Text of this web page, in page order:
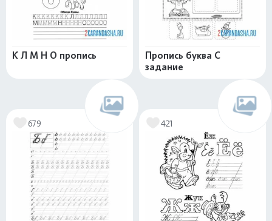
К Л М Н О пропись
Пропись буква С
задание
679 421